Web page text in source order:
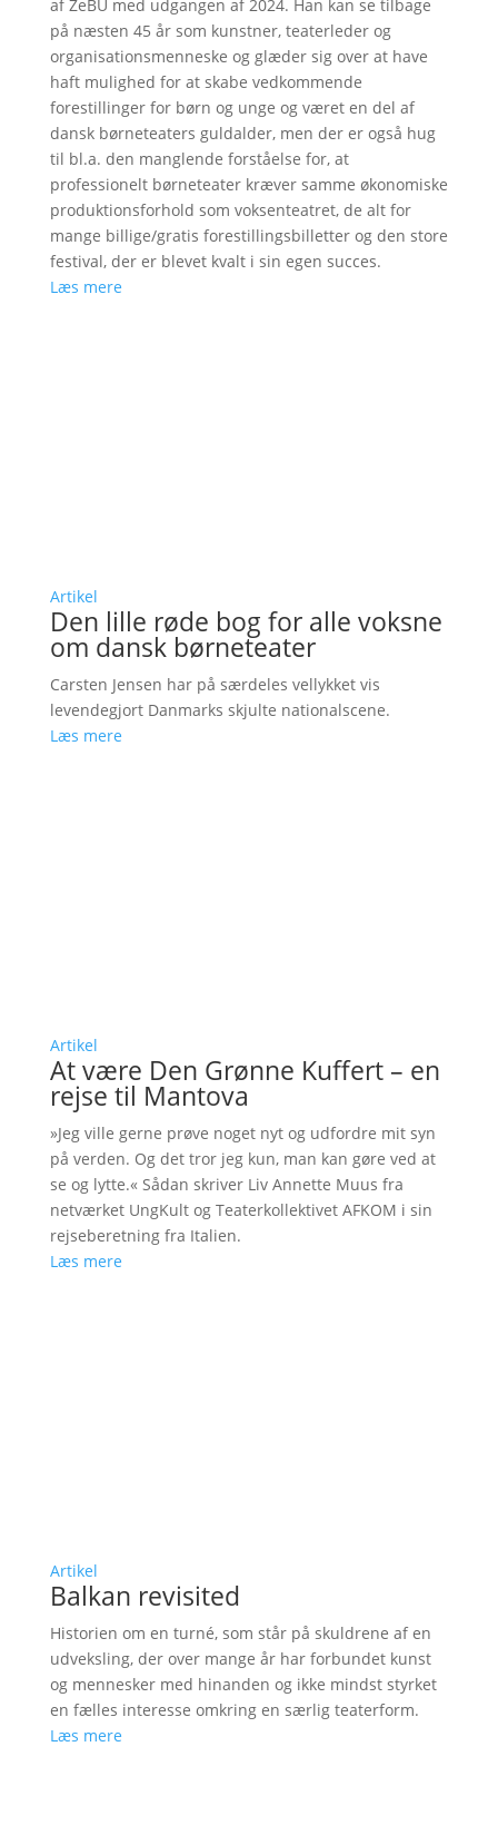
af ZeBU med udgangen af 2024. Han kan se tilbage
på næsten 45 år som kunstner, teaterleder og
organisationsmenneske og glæder sig over at have
haft mulighed for at skabe vedkommende
forestillinger for børn og unge og været en del af
dansk børneteaters guldalder, men der er også hug
til bl.a. den manglende forståelse for, at
professionelt børneteater kræver samme økonomiske
produktionsforhold som voksenteatret, de alt for
mange billige/gratis forestillingsbilletter og den store
festival, der er blevet kvalt i sin egen succes.
Læs mere
Artikel
Den lille røde bog for alle voksne
om dansk børneteater
Carsten Jensen har på særdeles vellykket vis
levendegjort Danmarks skjulte nationalscene.
Læs mere
Artikel
At være Den Grønne Kuffert – en
rejse til Mantova
»Jeg ville gerne prøve noget nyt og udfordre mit syn
på verden. Og det tror jeg kun, man kan gøre ved at
se og lytte.« Sådan skriver Liv Annette Muus fra
netværket UngKult og Teaterkollektivet AFKOM i sin
rejseberetning fra Italien.
Læs mere
Artikel
Balkan revisited
Historien om en turné, som står på skuldrene af en
udveksling, der over mange år har forbundet kunst
og mennesker med hinanden og ikke mindst styrket
en fælles interesse omkring en særlig teaterform.
Læs mere